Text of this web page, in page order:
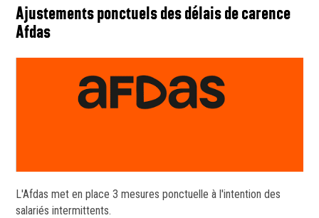
Ajustements ponctuels des délais de carence
Afdas
L'Afdas met en place 3 mesures ponctuelle à l'intention des
salariés intermittents.